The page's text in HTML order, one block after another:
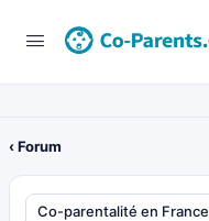
‹ Forum
Co-parentalité en France